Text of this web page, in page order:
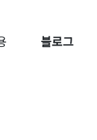
블로그